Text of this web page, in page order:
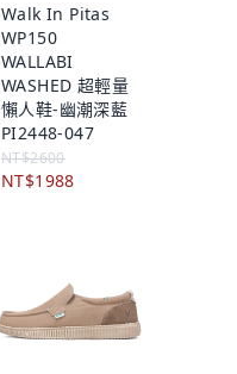
Walk In Pitas
WP150
WALLABI
WASHED 超輕量
懶人鞋-幽潮深藍
PI2448-047
NT$2600
NT$1988